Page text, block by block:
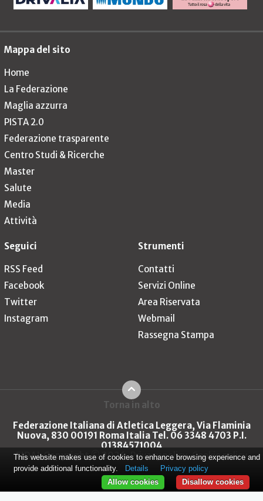
Mappa del sito
Home
La Federazione
Maglia azzurra
PISTA 2.0
Federazione trasparente
Centro Studi & Ricerche
Master
Salute
Media
Attività
Seguici
RSS Feed
Facebook
Twitter
Instagram
Strumenti
Contatti
Servizi Online
Area Riservata
Webmail
Rassegna Stampa
Torna in alto
Federazione Italiana di Atletica Leggera, Via Flaminia
Nuova, 830 00191 Roma Italia Tel. 06 3348 4703 P.I.
01384571004
FIDAL Copyright © 2026 Privacy policy Cookie policy
This website makes use of cookies to enhance browsing experience and
provide additional functionality.
Details
Privacy policy
Disallow cookies
Allow cookies